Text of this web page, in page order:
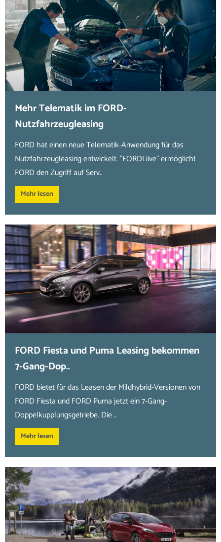
Mehr Telematik im FORD-
Nutzfahrzeugleasing
FORD hat einen neue Telematik-Anwendung für das
Nutzfahrzeugleasing entwickelt. "FORDLiive" ermöglicht
FORD den Zugriff auf Serv..
Mehr lesen
FORD Fiesta und Puma Leasing bekommen
7-Gang-Dop..
FORD bietet für das Leasen der Mildhybrid-Versionen von
FORD Fiesta und FORD Puma jetzt ein 7-Gang-
Doppelkupplungsgetriebe. Die ..
Mehr lesen